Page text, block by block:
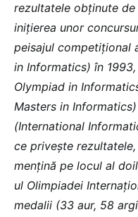
rezultatele obținute
inițierea unor
peisajul competițional
in Informatics) în
Olympiad in
Masters in
(International
ce privește
mențină pe locul al
ul Olimpiadei
medalii (33 aur, 58